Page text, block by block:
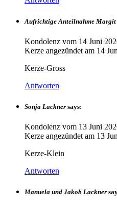
Aufrichtige Anteilnahme Margit
Kondolenz vom 14 Juni
Kerze angezündet am 14
Kerze-Gross
Antworten
Sonja Lackner says:
Kondolenz vom 13 Juni
Kerze angezündet am 13
Kerze-Klein
Antworten
Manuela und Jakob Lackner